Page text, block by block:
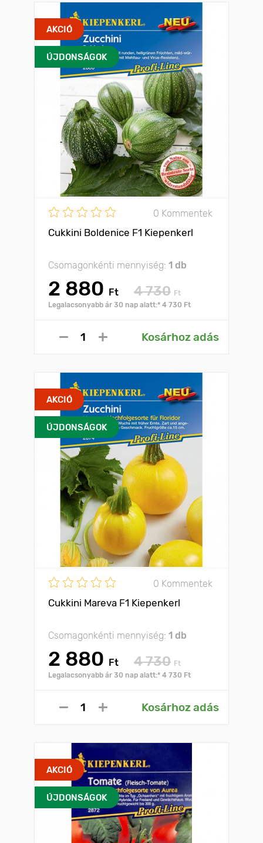
AKCIÓ
ÚJDONSÁGOK
0 Kommentek
Cukkini Boldenice F1 Kiepenkerl
Csomagonkénti mennyiség: 1 db
2 880 Ft 4 730 Ft
Legalacsonyabb ár 30 nap alatt:* 4 730 Ft
Kosárhoz adás
AKCIÓ
ÚJDONSÁGOK
0 Kommentek
Cukkini Mareva F1 Kiepenkerl
Csomagonkénti mennyiség: 1 db
2 880 Ft 4 730 Ft
Legalacsonyabb ár 30 nap alatt:* 4 730 Ft
Kosárhoz adás
AKCIÓ
ÚJDONSÁGOK